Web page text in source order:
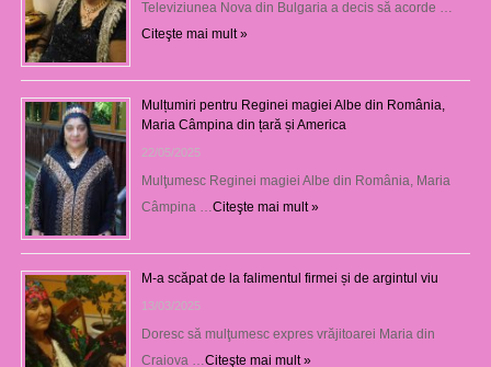
Televiziunea Nova din Bulgaria a decis să acorde …
Citeşte mai mult »
Mulțumiri pentru Reginei magiei Albe din România,
Maria Câmpina din țară și America
22/05/2025
Mulţumesc Reginei magiei Albe din România, Maria
Câmpina … Citeşte mai mult »
M-a scăpat de la falimentul firmei și de argintul viu
13/03/2025
Doresc să mulţumesc expres vrăjitoarei Maria din
Craiova … Citeşte mai mult »